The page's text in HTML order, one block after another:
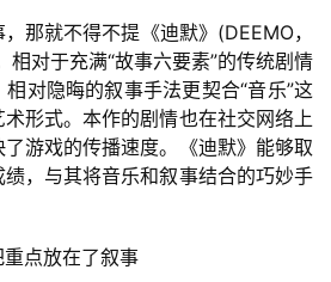
那就不得不提《迪默》(DEEMO，
相对于充满“故事六要素”的传统剧情
对隐晦的叙事手法更契合“音乐”这
形式。本作的剧情也在社交网络上
游戏的传播速度。《迪默》能够取
，与其将音乐和叙事结合的巧妙手
点放在了叙事